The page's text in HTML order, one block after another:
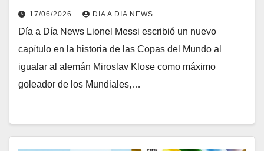
17/06/2026 DIA A DIA NEWS
Día a Día News Lionel Messi escribió un nuevo
capítulo en la historia de las Copas del Mundo al
igualar al alemán Miroslav Klose como máximo
goleador de los Mundiales,…